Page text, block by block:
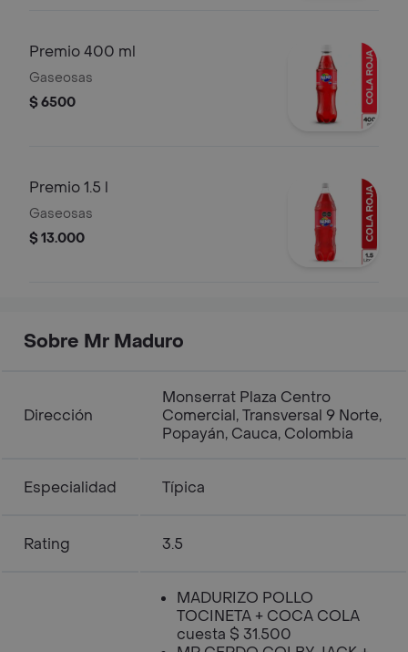
Premio 400 ml
Gaseosas
$ 6500
Premio 1.5 l
Gaseosas
$ 13.000
Sobre Mr Maduro
Dirección
Monserrat Plaza Centro
Comercial, Transversal 9 Norte,
Popayán, Cauca, Colombia
Especialidad Típica
Rating 3.5
MADURIZO POLLO
TOCINETA + COCA COLA
cuesta $ 31.500